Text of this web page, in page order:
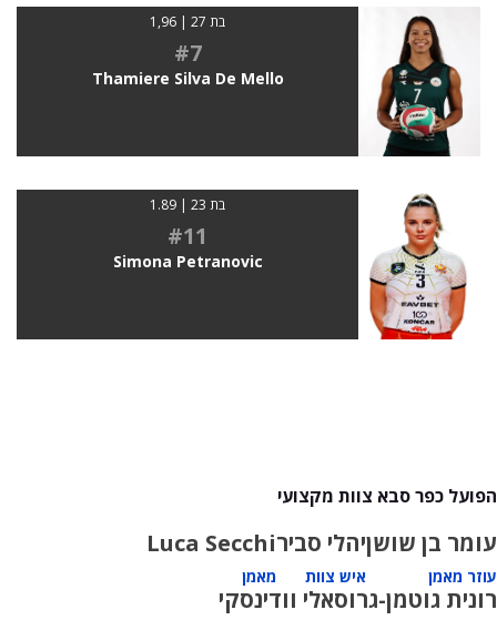
בת 27 | 1,96
#7
Thamiere Silva De Mello
בת 23 | 1.89
#11
Simona Petranovic
הפועל כפר סבא צוות מקצועי
עומר בן שושן
עוזר מאמן
יהלי סביר
איש צוות
Luca Secchi
מאמן
רונית גוטמן-גרוסאלי וודינסקי